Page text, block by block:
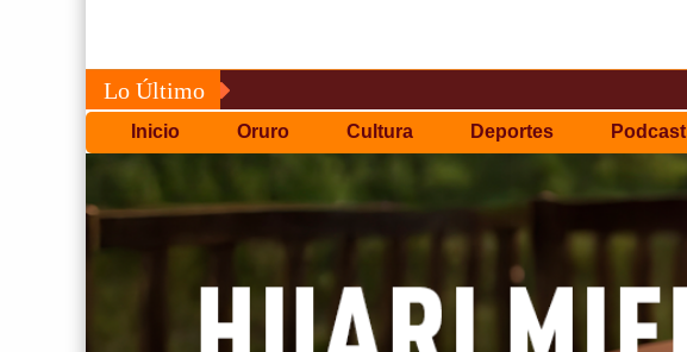
Lo Último
Inicio Oruro Cultura Deportes Podcast